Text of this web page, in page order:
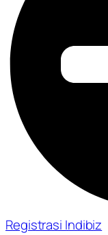
Registrasi Indibiz